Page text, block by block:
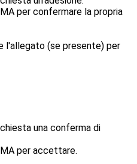
per confermare la propria
l'allegato (se presente) per
una conferma di
per accettare.